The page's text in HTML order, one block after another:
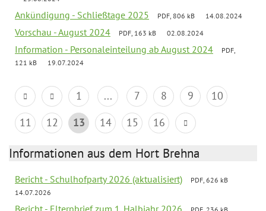
Ankündigung - Schließtage 2025 PDF, 806 kB 14.08.2024
Vorschau - August 2024 PDF, 163 kB 02.08.2024
Information - Personaleinteilung ab August 2024
PDF,
121 kB
19.07.2024
1 ... 7 8 9
10
11
12 13 14 15 16
Informationen aus dem Hort Brehna
Bericht - Schulhofparty 2026 (aktualisiert)
PDF, 626 kB
14.07.2026
Bericht - Elternbrief zum 1. Halbjahr 2026